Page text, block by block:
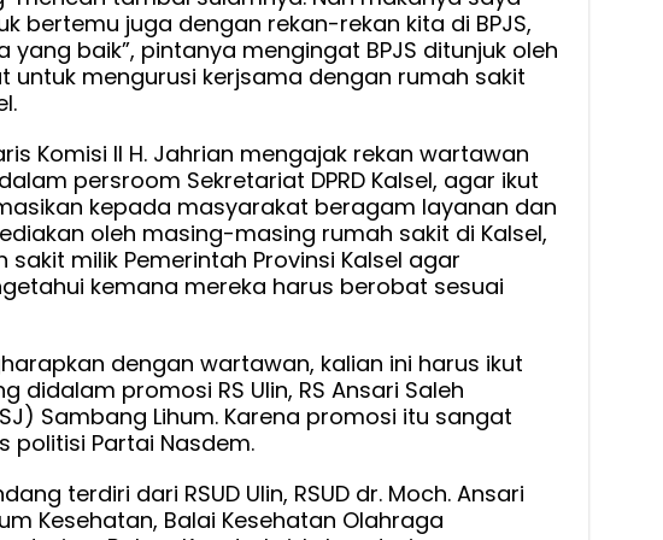
bertemu juga dengan rekan-rekan kita di BPJS,
yang baik”, pintanya mengingat BPJS ditunjuk oleh
untuk mengurusi kerjsama dengan rumah sakit
Komisi II H. Jahrian mengajak rekan wartawan
persroom Sekretariat DPRD Kalsel, agar ikut
kepada masyarakat beragam layanan dan
oleh masing-masing rumah sakit di Kalsel,
sakit milik Pemerintah Provinsi Kalsel agar
kemana mereka harus berobat sesuai
dengan wartawan, kalian ini harus ikut
didalam promosi RS Ulin, RS Ansari Saleh
Sambang Lihum. Karena promosi itu sangat
politisi Partai Nasdem.
terdiri dari RSUD Ulin, RSUD dr. Moch. Ansari
Kesehatan, Balai Kesehatan Olahraga